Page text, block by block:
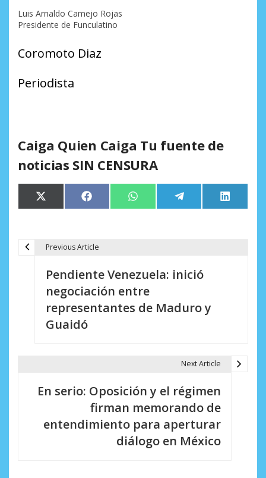
Luis Arnaldo Camejo Rojas
Presidente de Funculatino
Coromoto Diaz
Periodista
Caiga Quien Caiga Tu fuente de
noticias SIN CENSURA
Compartir
en
X
(Twitter)
Compartir
en
Facebook Compartir
en
WhatsApp Compartir
en
Telegram
en
LinkedIn
Previous Article
Pendiente Venezuela: inició
negociación entre
representantes de Maduro y
Guaidó
Next Article
En serio: Oposición y el régimen
firman memorando de
entendimiento para aperturar
diálogo en México